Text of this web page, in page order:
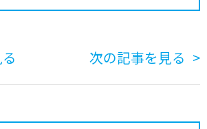
次の記事を見る